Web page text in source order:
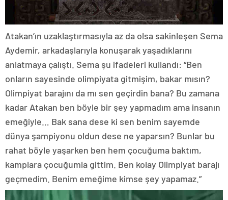
Atakan’ın uzaklaştırmasıyla az da olsa sakinleşen Sema
Aydemir, arkadaşlarıyla konuşarak yaşadıklarını
anlatmaya çalıştı. Sema şu ifadeleri kullandı: “Ben
onların sayesinde olimpiyata gitmişim, bakar mısın?
Olimpiyat barajını da mı sen geçirdin bana? Bu zamana
kadar Atakan ben böyle bir şey yapmadım ama insanın
emeğiyle… Bak sana dese ki sen benim sayemde
dünya şampiyonu oldun dese ne yaparsın? Bunlar bu
rahat böyle yaşarken ben hem çocuğuma baktım,
kamplara çocuğumla gittim. Ben kolay Olimpiyat barajı
geçmedim. Benim emeğime kimse şey yapamaz.”